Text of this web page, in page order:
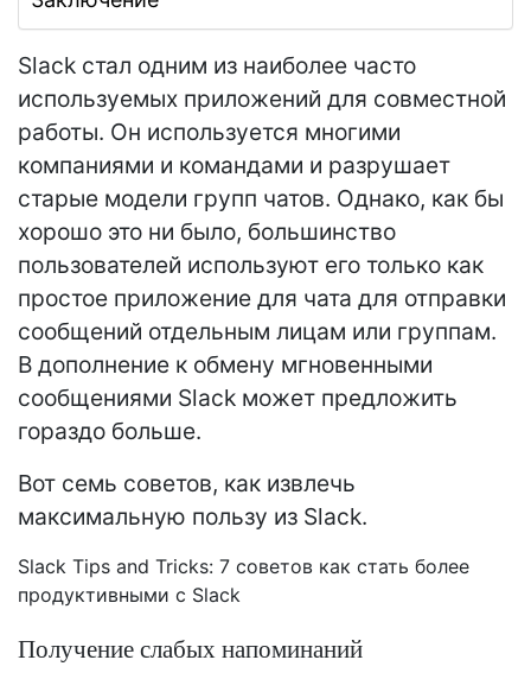
Slack стал одним из наиболее часто
используемых приложений для совместной
работы. Он используется многими
компаниями и командами и разрушает
старые модели групп чатов. Однако, как бы
хорошо это ни было, большинство
пользователей используют его только как
простое приложение для чата для отправки
сообщений отдельным лицам или группам.
В дополнение к обмену мгновенными
сообщениями Slack может предложить
гораздо больше.
Вот семь советов, как извлечь
максимальную пользу из Slack.
Slack Tips and Tricks: 7 советов как стать более
продуктивными с Slack
Получение слабых напоминаний